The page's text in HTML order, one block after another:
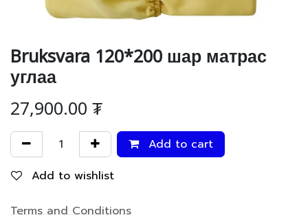
Bruksvara 120*200 шар матрас
углаа
27,900.00₮
Add to cart
Add to wishlist
Terms and Conditions